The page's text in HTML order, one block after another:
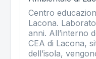
Centro
Lacona.
anni. All’interno
CEA di Lacona,
dell’isola,